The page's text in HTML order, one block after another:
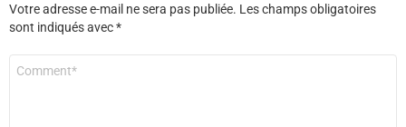
Votre adresse e-mail ne sera pas publiée. Les champs obligatoires
sont indiqués avec*
Commentaire